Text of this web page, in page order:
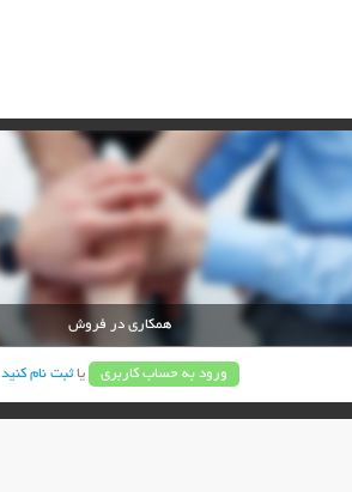
همکاری در فروش
ورود به حساب کاربری یاثبت نام کنید